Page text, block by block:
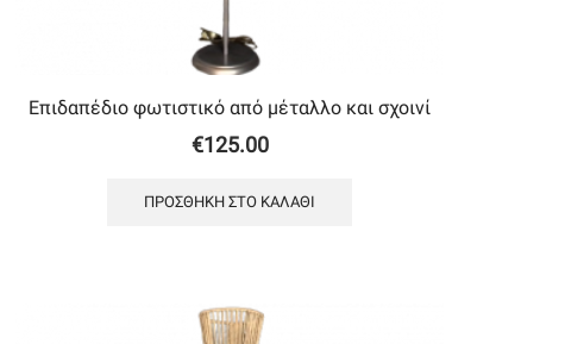
Επιδαπέδιο φωτιστικό από μέταλλο και σχοινί
€125.00
ΠΡΟΣΘΉΚΗ ΣΤΟ ΚΑΛΆΘΙ